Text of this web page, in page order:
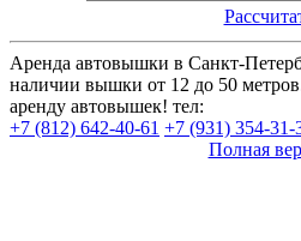
Аренда автовышки в Санкт-
наличии вышки от 12 до 50
аренду автовышек! тел:
+7 (812) 642-40-61 +7 (931) 354-31-
Полная